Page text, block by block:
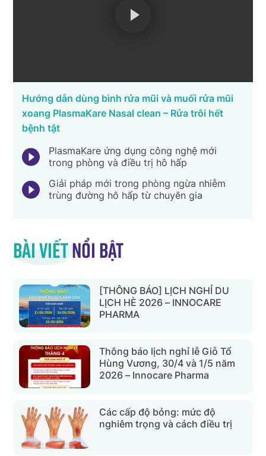
Hướng dẫn dùng bình rửa mũi và muối rửa mũi
xoang PlasmaKare Nasal clean – Rửa trôi hết
bệnh tật
PlasmaKare ứng dụng công nghệ mới
trong phòng và điều trị hô hấp
Giải pháp mới trong phòng ngừa nhiễm
trùng đường hô hấp từ chuyên gia
Bài viếtnổi bật
[THÔNG BÁO] LỊCH NGHỈ DU
LỊCH HÈ 2026 – INNOCARE
PHARMA
Thông báo lịch nghỉ lễ Giỗ Tổ
Hùng Vương, 30/4 và 1/5 năm
2026 – Innocare Pharma
Các cấp độ bỏng: mức độ
nghiêm trọng và cách điều trị